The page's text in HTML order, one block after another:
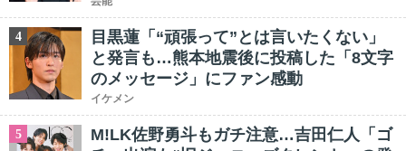
4
目黒蓮「“頑張って”とは言いたくない」
と発言も…熊本地震後に投稿した「8文字
のメッセージ」にファン感動
イケメン
5
M!LK佐野勇斗もガチ注意…吉田仁人「ゴ